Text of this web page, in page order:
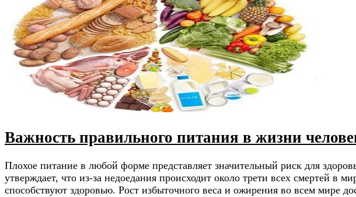
Важность правильного питания в жизни
Плохое питание в любой форме представляет значительный риск для
утверждает, что из-за недоедания происходит около трети всех смертей в
способствуют здоровью. Рост избыточного веса и ожирения во всем мире